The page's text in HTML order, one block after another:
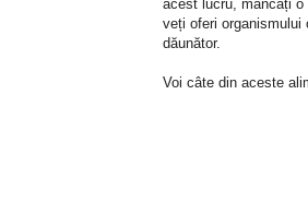
acest lucru, mâncați
veți oferi organismului
dăunător.
Voi câte din aceste